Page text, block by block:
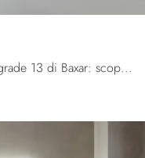
Mobili bagno sospesi M2 System Upgrade 13 di Baxar: scopri l'Arredo Bagno in melaminico moderno e arreda il bagno di casa.